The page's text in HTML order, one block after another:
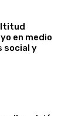
en medio
social y